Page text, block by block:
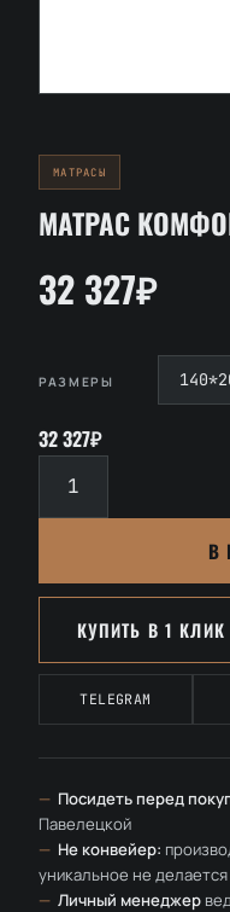
МАТРАСЫ
МАТРАС
32 327₽
РАЗМЕРЫ
32 327₽
товара
актив
В
КУПИТЬ В 1 КЛИК
TELEGRAM
— Посидеть перед
Павелецкой
— Не конвейер:
уникальное не
— Личный менеджер